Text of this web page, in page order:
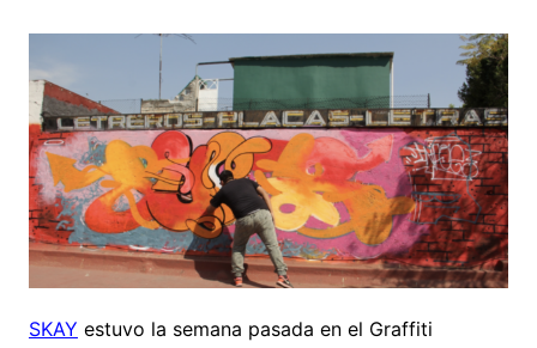
SKAY estuvo la semana pasada en el Graffiti